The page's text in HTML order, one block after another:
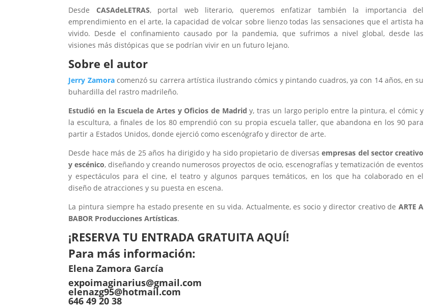
Desde CASAdeLETRAS, portal web literario, queremos enfatizar también la importancia del
emprendimiento en el arte, la capacidad de volcar sobre lienzo todas las sensaciones que el artista ha
vivido. Desde el confinamiento causado por la pandemia, que sufrimos a nivel global, desde las
visiones más distópicas que se podrían vivir en un futuro lejano.
Sobre el autor
Jerry Zamoracomenzó su carrera artística ilustrando cómics y pintando cuadros, ya con 14 años, en su
buhardilla del rastro madrileño.
Estudió en la Escuela de Artes y Oficios de Madrid y, tras un largo periplo entre la pintura, el cómic y
la escultura, a finales de los 80 emprendió con su propia escuela taller, que abandona en los 90 para
partir a Estados Unidos, donde ejerció como escenógrafo y director de arte.
Desde hace más de 25 años ha dirigido y ha sido propietario de diversasempresas del sector creativo
y escénico, diseñando y creando numerosos proyectos de ocio, escenografías y tematización de eventos
y espectáculos para el cine, el teatro y algunos parques temáticos, en los que ha colaborado en el
diseño de atracciones y su puesta en escena.
La pintura siempre ha estado presente en su vida. Actualmente, es socio y director creativo de ARTE A
BABOR Producciones Artísticas.
¡RESERVA TU ENTRADA GRATUITA AQUÍ!
Para más información:
Elena Zamora García
expoimaginarius@gmail.com
elenazg95@hotmail.com
646 49 20 38